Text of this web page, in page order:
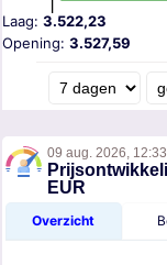
Laag: 3.522,23
Opening: 3.527,59
09 aug. 2026,
EUR
Overzicht